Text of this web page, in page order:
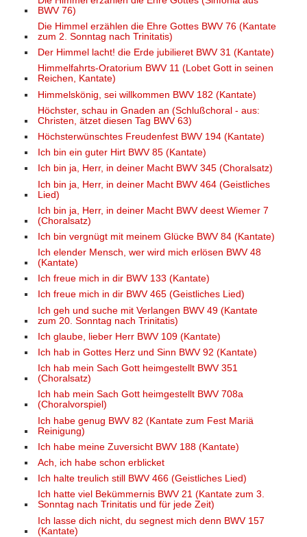
BWV 76)
Die Himmel erzählen die Ehre Gottes BWV 76 (Kantate
zum 2. Sonntag nach Trinitatis)
Der Himmel lacht! die Erde jubilieret BWV 31 (Kantate)
Himmelfahrts-Oratorium BWV 11 (Lobet Gott in seinen
Reichen, Kantate)
Himmelskönig, sei willkommen BWV 182 (Kantate)
Höchster, schau in Gnaden an (Schlußchoral - aus:
Christen, ätzet diesen Tag BWV 63)
Höchsterwünschtes Freudenfest BWV 194 (Kantate)
Ich bin ein guter Hirt BWV 85 (Kantate)
Ich bin ja, Herr, in deiner Macht BWV 345 (Choralsatz)
Ich bin ja, Herr, in deiner Macht BWV 464 (Geistliches
Lied)
Ich bin ja, Herr, in deiner Macht BWV deest Wiemer 7
(Choralsatz)
Ich bin vergnügt mit meinem Glücke BWV 84 (Kantate)
Ich elender Mensch, wer wird mich erlösen BWV 48
(Kantate)
Ich freue mich in dir BWV 133 (Kantate)
Ich freue mich in dir BWV 465 (Geistliches Lied)
Ich geh und suche mit Verlangen BWV 49 (Kantate
zum 20. Sonntag nach Trinitatis)
Ich glaube, lieber Herr BWV 109 (Kantate)
Ich hab in Gottes Herz und Sinn BWV 92 (Kantate)
Ich hab mein Sach Gott heimgestellt BWV 351
(Choralsatz)
Ich hab mein Sach Gott heimgestellt BWV 708a
(Choralvorspiel)
Ich habe genug BWV 82 (Kantate zum Fest Mariä
Reinigung)
Ich habe meine Zuversicht BWV 188 (Kantate)
Ach, ich habe schon erblicket
Ich halte treulich still BWV 466 (Geistliches Lied)
Ich hatte viel Bekümmernis BWV 21 (Kantate zum 3.
Sonntag nach Trinitatis und für jede Zeit)
Ich lasse dich nicht, du segnest mich denn BWV 157
(Kantate)